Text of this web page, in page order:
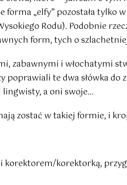
forma „elfy” pozostała tylko
Rodu). Podobnie
form, tych o
zabawnymi i włochatymi
te dwa słówka do
lingwisty, a oni swoje…
zostać w takiej formie, i
korektorką,